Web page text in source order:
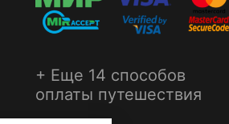
+ Еще 14 способов
оплаты путешествия